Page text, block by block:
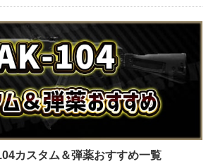
カスタム＆弾薬おすすめ一覧